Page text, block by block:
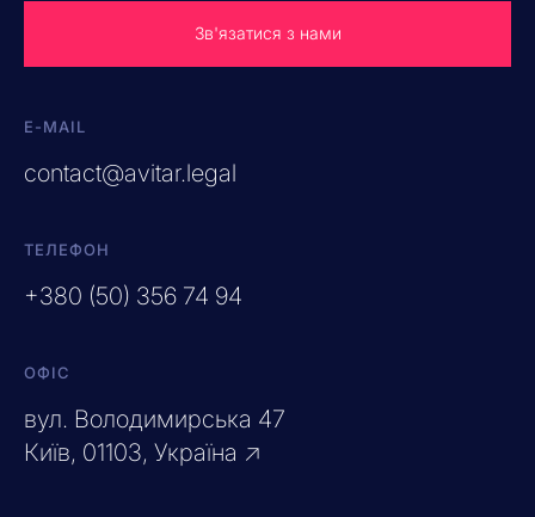
Зв'язатися з нами
E-MAIL
contact@avitar.legal
ТЕЛЕФОН
+380 (50) 356 74 94
ОФІС
вул. Володимирська 47
Київ, 01103, Україна ↗